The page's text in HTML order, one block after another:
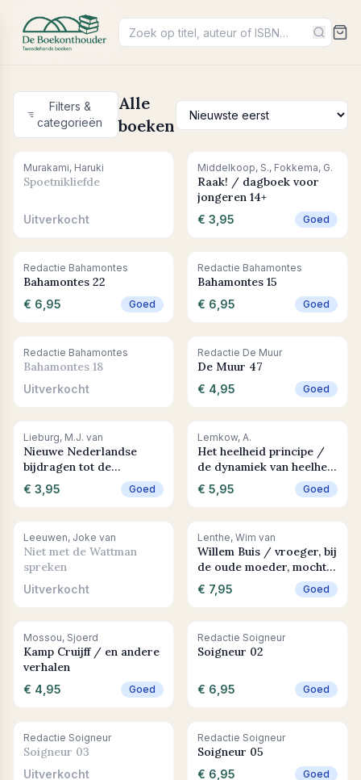
Filters &
categorieën
Alle
boeken
Uitverkocht
Murakami, Haruki
Spoetnikliefde
Uitverkocht
+ In winkelwagen
Middelkoop, S., Fokkema, G.
Raak! / dagboek voor
jongeren 14+
€ 3,95 Goed
+ In winkelwagen
Redactie Bahamontes
Bahamontes 22
€ 6,95 Goed
+ In winkelwagen
Redactie Bahamontes
Bahamontes 15
€ 6,95 Goed
Uitverkocht
Redactie Bahamontes
Bahamontes 18
Uitverkocht
+ In winkelwagen
Redactie De Muur
De Muur 47
€ 4,95 Goed
+ In winkelwagen
Lieburg, M.J. van
Nieuwe Nederlandse
bijdragen tot de
geschiedenis der
geneeskunde en der
kindergeneeskunde in
Nederland 1 de periode
tot 1700
€ 3,95 Goed
+ In winkelwagen
Lemkow, A.
Het heelheid principe /
de dynamiek van heelheid
in wetenschap, religie en
samenleving
€ 5,95 Goed
Uitverkocht
Leeuwen, Joke van
Niet met de Wattman
spreken
Uitverkocht
+ In winkelwagen
Lenthe, Wim van
Willem Buis / vroeger, bij
de oude moeder, mocht
ik altijd binnen komen
€ 7,95 Goed
+ In winkelwagen
Mossou, Sjoerd
Kamp Cruijff / en andere
verhalen
€ 4,95 Goed
+ In winkelwagen
Redactie Soigneur
Soigneur 02
€ 6,95 Goed
Uitverkocht
Redactie Soigneur
Soigneur 03
Uitverkocht
+ In winkelwagen
Redactie Soigneur
Soigneur 05
€ 6,95 Goed